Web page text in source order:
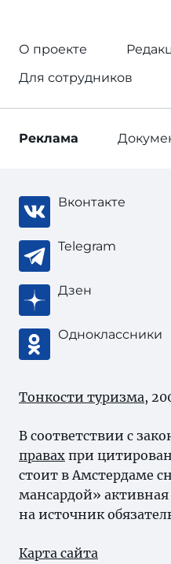
О проекте
Для сотрудников
Реклама
Вконтакте
Telegram
Дзен
Одноклассники
Тонкости туризма,
В соответствии с
правах при
стоит в Амстердаме
мансардой»
на источник
Карта сайта